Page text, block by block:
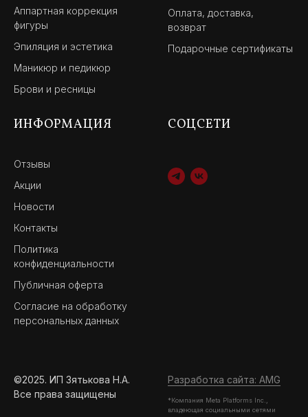
Аппартная коррекция
фигуры
Эпиляция и эстетика
Маникюр и педикюр
Брови и ресницы
Оплата, доставка,
возврат
Подарочные сертификаты
ИНФОРМАЦИЯ
Отзывы
Акции
Новости
Контакты
Политика
конфиденциальности
Публичная оферта
Согласие на обработку
персональных данных
СОЦСЕТИ
©2025. ИП Зятькова Н.А.
Все права защищены
Разработка сайта: AMG
*Компания Meta Platforms Inc.,
владеющая социальными сетями